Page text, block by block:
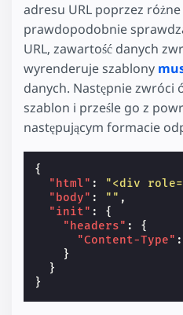
adresu URL poprzez różne
prawdopodobnie
URL, zawartość danych
wyrenderuje szablony
danych. Następnie zwróci
szablon i prześle go z
następującym formacie
{
"html" :
"<div
"body" : "" ,
"init" :
{
"headers" :
{
"Content-Type" :
}
}
}